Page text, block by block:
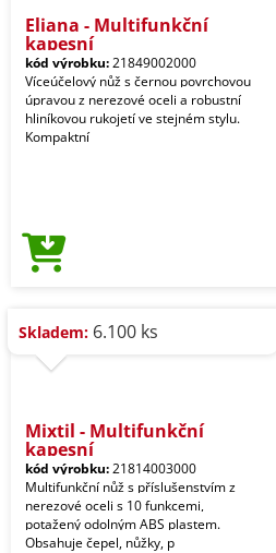
Eliana - Multifunkční
kapesní
kód výrobku:21849002000
Víceúčelový nůž s černou povrchovou
úpravou z nerezové oceli a robustní
hliníkovou rukojetí ve stejném stylu.
Kompaktní
Skladem: 6.100 ks
Mixtil - Multifunkční
kapesní
kód výrobku:21814003000
Multifunkční nůž s příslušenstvím z
nerezové oceli s 10 funkcemi,
potažený odolným ABS plastem.
Obsahuje čepel, nůžky, p